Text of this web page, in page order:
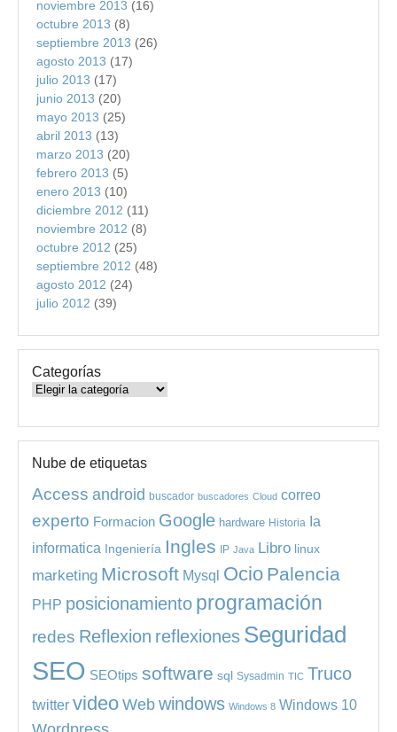
noviembre 2013 (16)
octubre 2013 (8)
septiembre 2013 (26)
agosto 2013 (17)
julio 2013 (17)
junio 2013 (20)
mayo 2013 (25)
abril 2013 (13)
marzo 2013 (20)
febrero 2013 (5)
enero 2013 (10)
diciembre 2012 (11)
noviembre 2012 (8)
octubre 2012 (25)
septiembre 2012 (48)
agosto 2012 (24)
julio 2012 (39)
Categorías
Categorías
Nube de etiquetas
Access android buscador buscadores Cloud correo
experto Formacion Google hardware Historia Ia
informatica Ingeniería Ingles IP Java Libro linux
marketing Microsoft Mysql Ocio Palencia
PHP posicionamiento programación
redes Reflexion reflexiones Seguridad
SEO SEOtips software sql Sysadmin TIC Truco
twitter video Web windows Windows 8 Windows 10